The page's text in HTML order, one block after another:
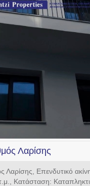
Λαρίσης
Λαρίσης, Επενδυτικό
Κατάσταση: